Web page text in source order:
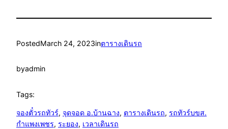
PostedMarch 24, 2023inตารางเดินรถ
byadmin
Tags:
จองตั๋วรถทัวร์, จุดจอด อ.บ้านฉาง, ตารางเดินรถ, รถทัวร์บขส.
กำแพงเพชร, ระยอง, เวลาเดินรถ